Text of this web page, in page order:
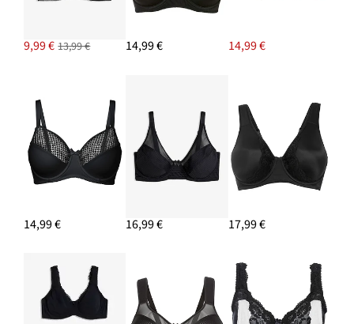
9,99 € 13,99 € 14,99 € 14,99 €
14,99 € 16,99 € 17,99 €